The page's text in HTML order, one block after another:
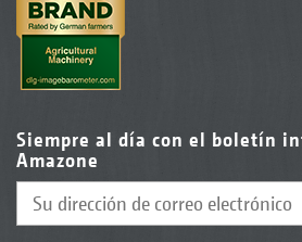
Siempre al día con el boletín
Amazone